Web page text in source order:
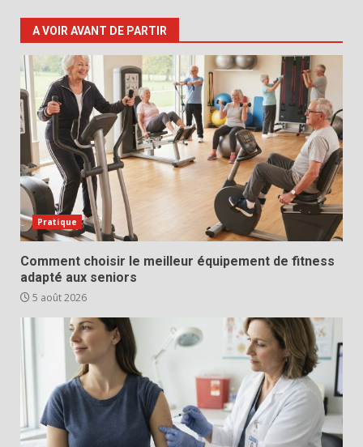
A VOIR AVANT DE PARTIR
Pratique
Comment choisir le meilleur équipement de fitness
adapté aux seniors
5 août 2026